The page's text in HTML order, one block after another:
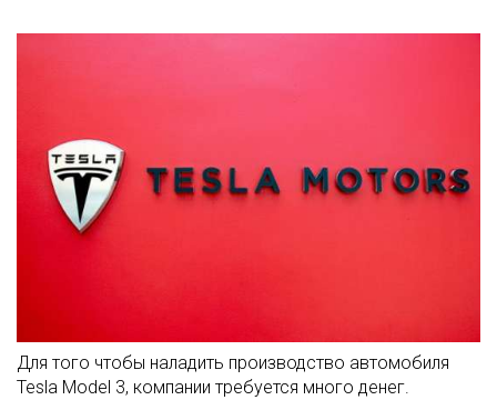
Для того чтобы наладить производство автомобиля
Tesla Model 3, компании требуется много денег.